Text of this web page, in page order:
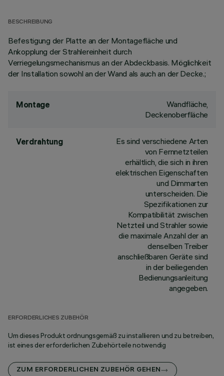
BESCHREIBUNG
Befestigung der Platte an der Montagefläche und
Ankopplung der Strahlereinheit durch
Verriegelungsmechanismus an der Abdeckbasis. Möglichkeit
der Installation sowohl an der Wand als auch an der Decke.;
Montage
Wandfläche,
Deckenoberfläche
Verdrahtung
Es sind verschiedene Arten
von Fernnetzteilen
erhältlich, die sich in ihren
elektrischen Eigenschaften
und Dimmarten
unterscheiden. Die
Spezifikationen zur
Kompatibilität zwischen
Netzteil und Strahler sowie
die maximale Anzahl der an
denselben Treiber
anschließbaren Geräte sind
in der beiliegenden
Bedienungsanleitung
angegeben.
ERFORDERLICHES ZUBEHÖR
Um dieses Produkt ordnungsgemäß zu installieren und zu betreiben,
ist eines der erforderlichen Zubehörteile notwendig
ZUM ERFORDERLICHEN ZUBEHÖR GEHEN